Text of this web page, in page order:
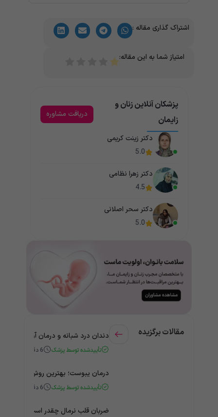
تداوم یا همراه بودن با علائم غیرطبیعی توصیه می شود.
اشتراک گذاری مقاله :
امتیاز شما به این مقاله:
پزشکان آنلاین زنان و
زایمان
دریافت مشاوره
دکتر زینت کریمی
5.0
دکتر زهرا نظامی
4.5
دکتر سحر اصلانی
5.0
مقالات برگزیده دندان درد شبانه و درمان آن +
تأییدشده توسط پزشک 6 دقیقه
درمان یبوست؛ بهترین روش‌های
تأییدشده توسط پزشک 6 دقیقه
ضربان قلب نرمال چقدر است؟ چه